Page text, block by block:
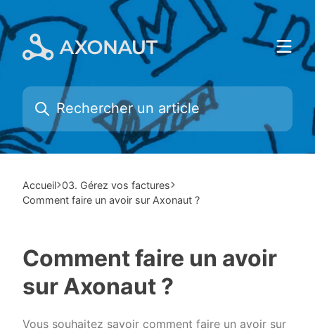
to
content
Accueil 03. Gérez vos factures
Comment faire un avoir sur Axonaut ?
Comment faire un avoir
sur Axonaut ?
Vous souhaitez savoir comment faire un avoir sur